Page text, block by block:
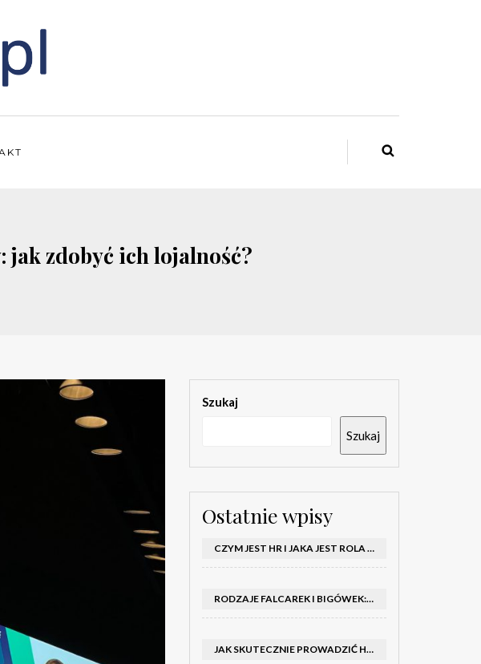
jak zdobyć ich lojalność?
Szukaj
Szukaj
Ostatnie wpisy
CZYM JEST HR I JAKA JEST ROLA DZIAŁU HR W FIRMIE
RODZAJE FALCAREK I BIGÓWEK: JAKIE WYBRAĆ DO PRODUKCJI?
JAK SKUTECZNIE PROWADZIĆ HOSTESSY NA TARGACH: PORADNIK I SZKOLENIA